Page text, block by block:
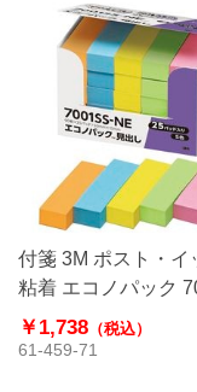
付箋 3M ポスト・イ
粘着 エコノパック
－NE
￥1,738 （税込）
61-459-71